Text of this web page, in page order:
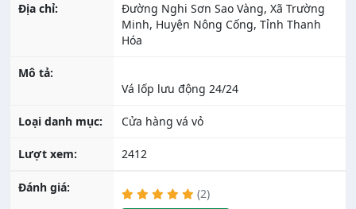
Địa chỉ:
Đường Nghi Sơn Sao Vàng, Xã Trường
Minh, Huyện Nông Cống, Tỉnh Thanh
Hóa
Mô tả:
Loại danh mục: Cửa hàng vá vỏ
Lượt xem: 2412
Đánh giá:
(2)